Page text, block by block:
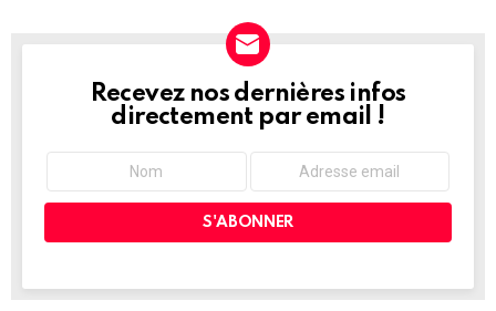
NEWSLETTER
Recevez nos dernières infos
directement par email !